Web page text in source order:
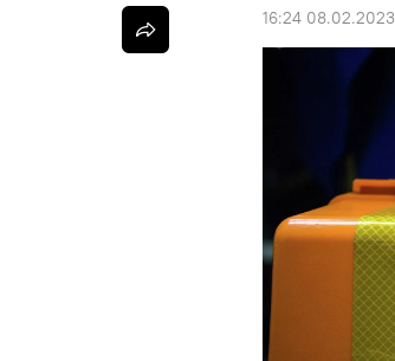
16:24 08.02.2023